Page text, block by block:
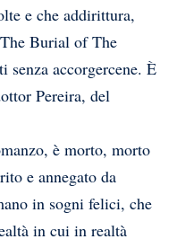
e che addirittura,
Burial of The
senza accorgercene. È
Pereira, del
è morto, morto
e annegato da
in sogni felici, che
in cui in realtà